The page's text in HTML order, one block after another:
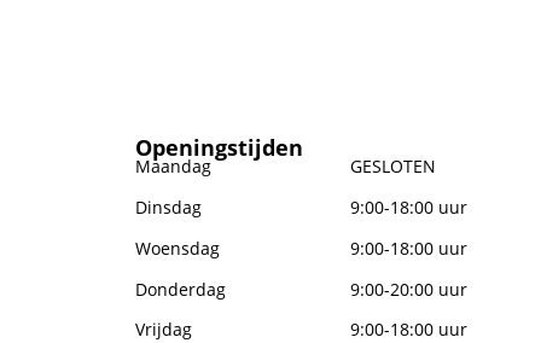
Openingstijden
Maandag
GESLOTEN
Dinsdag
9:00-18:00 uur
Woensdag
9:00-18:00 uur
Donderdag
9:00-20:00 uur
Vrijdag
9:00-18:00 uur